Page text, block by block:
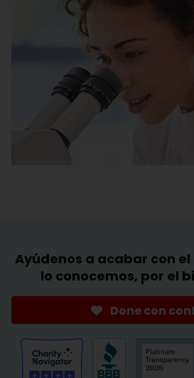
Ayúdenos a acabar con
lo conocemos, por el
Done con